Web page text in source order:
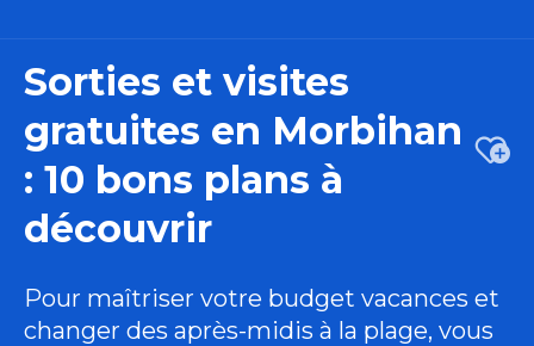
Sorties et visites
gratuites en Morbihan
: 10 bons plans à
découvrir
Pour maîtriser votre budget vacances et
changer des après-midis à la plage, vous